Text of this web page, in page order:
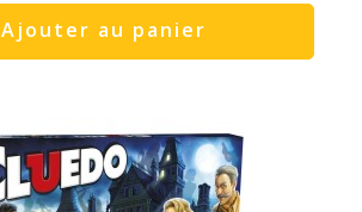
Ajouter au panier